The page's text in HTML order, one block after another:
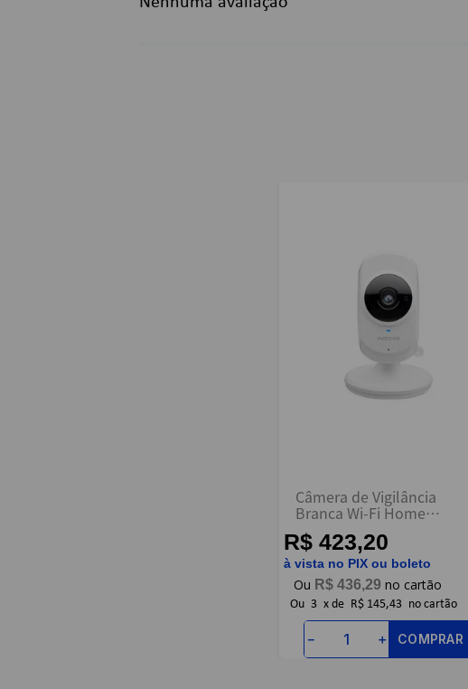
Título
Câmera de Vigilância
Branca Wi-Fi Home
FOCUS68WHD - Motorola
R$ 423,20
à vista no PIX ou boleto
R$ 436,29
Ou 3 x de R$ 145,43
＋
－ COMPRAR